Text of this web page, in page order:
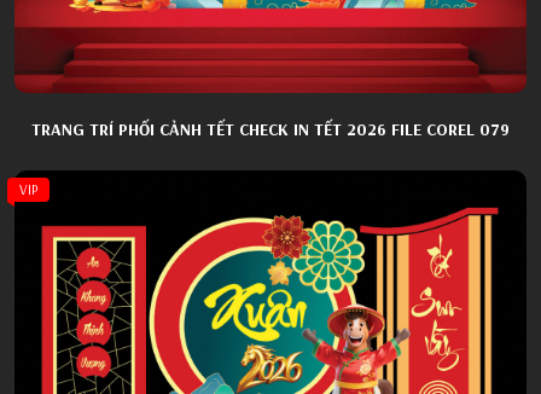
TRANG TRÍ PHỐI CẢNH TẾT CHECK IN TẾT 2026 FILE COREL 079
VIP